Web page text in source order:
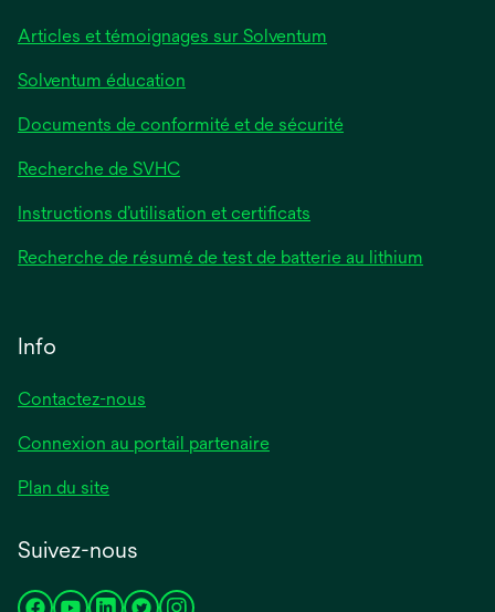
onglet
Articles et témoignages sur Solventum
Solventum éducation
Documents de conformité et de sécurité
Recherche de SVHC
Instructions d’utilisation et certificats
Recherche de résumé de test de batterie au lithium
Info
Contactez-nous
Connexion au portail partenaire
Plan du site
Suivez-nous